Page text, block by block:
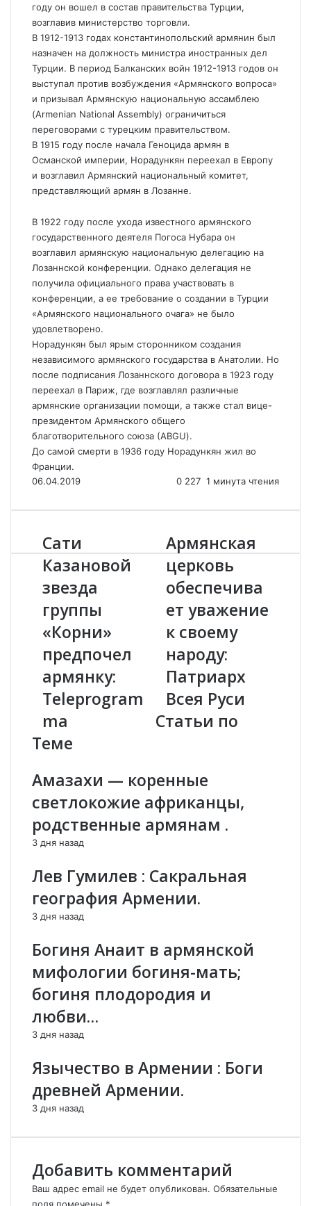
году он вошел в состав правительства Турции,
возглавив министерство торговли.
В 1912-1913 годах константинопольский армянин был
назначен на должность министра иностранных дел
Турции. В период Балканских войн 1912-1913 годов он
выступал против возбуждения «Армянского вопроса»
и призывал Армянскую национальную ассамблею
(Armenian National Assembly) ограничиться
переговорами с турецким правительством.
В 1915 году после начала Геноцида армян в
Османской империи, Норадункян переехал в Европу
и возглавил Армянский национальный комитет,
представляющий армян в Лозанне.
В 1922 году после ухода известного армянского
государственного деятеля Погоса Нубара он
возглавил армянскую национальную делегацию на
Лозаннской конференции. Однако делегация не
получила официального права участвовать в
конференции, а ее требование о создании в Турции
«Армянского национального очага» не было
удовлетворено.
Норадункян был ярым сторонником создания
независимого армянского государства в Анатолии. Но
после подписания Лозаннского договора в 1923 году
переехал в Париж, где возглавлял различные
армянские организации помощи, а также стал вице-
президентом Армянского общего
благотворительного союза (АBGU).
До самой смерти в 1936 году Норадункян жил во
Франции.
06.04.2019
0 227 1 минута чтения
С
а
т
и
К
а
а
н
в
з
в
д
а
р
у
п
«
К
р
и
»
р
е
п
ч
е
а
м
я
н
Сати
Казановой
звезда
группы
«Корни»
предпочел
армянку:
Teleprogram
ma
А
р
м
я
н
с
а
я
ц
е
р
о
б
е
с
п
и
а
у
а
ж
е
к
м
н
р
Армянская
церковь
обеспечива
ет уважение
к своему
народу:
Патриарх
Всея Руси
Статьи по
Теме
Амазахи — коренные
светлокожие африканцы,
родственные армянам .
3 дня назад
Лев Гумилев : Сакральная
география Армении.
3 дня назад
Богиня Анаит в армянской
мифологии богиня-мать;
богиня плодородия и
любви…
3 дня назад
Язычество в Армении : Боги
древней Армении.
3 дня назад
Добавить комментарий
Ваш адрес email не будет опубликован. Обязательные
поля помечены *